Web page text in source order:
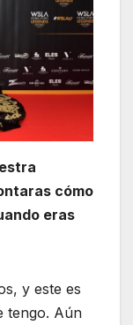
cómo
eras
y este es
tengo. Aún